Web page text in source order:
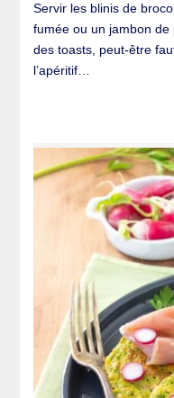
Servir les blinis de
fumée ou un jambon de
des toasts, peut-être
l’apéritif…